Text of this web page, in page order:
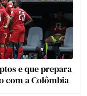
e que prepara
com a Colômbia